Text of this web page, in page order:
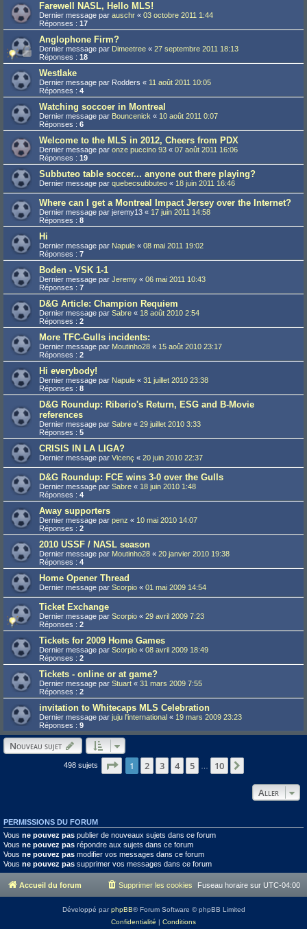
Farewell NASL, Hello MLS!
Dernier message par auschr « 03 octobre 2011 1:44
Réponses : 17
Anglophone Firm?
Dernier message par Dimeetree « 27 septembre 2011 18:13
Réponses : 18
Westlake
Dernier message par Rodders « 11 août 2011 10:05
Réponses : 4
Watching soccoer in Montreal
Dernier message par Bouncenick « 10 août 2011 0:07
Réponses : 6
Welcome to the MLS in 2012, Cheers from PDX
Dernier message par onze puccino 93 « 07 août 2011 16:06
Réponses : 19
Subbuteo table soccer... anyone out there playing?
Dernier message par quebecsubbuteo « 18 juin 2011 16:46
Where can I get a Montreal Impact Jersey over the Internet?
Dernier message par jeremy13 « 17 juin 2011 14:58
Réponses : 8
Hi
Dernier message par Napule « 08 mai 2011 19:02
Réponses : 7
Boden - VSK 1-1
Dernier message par Jeremy « 06 mai 2011 10:43
Réponses : 7
D&G Article: Champion Requiem
Dernier message par Sabre « 18 août 2010 2:54
Réponses : 2
More TFC-Gulls incidents:
Dernier message par Moutinho28 « 15 août 2010 23:17
Réponses : 2
Hi everybody!
Dernier message par Napule « 31 juillet 2010 23:38
Réponses : 8
D&G Roundup: Riberio's Return, ESG and B-Movie
references
Dernier message par Sabre « 29 juillet 2010 3:33
Réponses : 5
CRISIS IN LA LIGA?
Dernier message par Vicenç « 20 juin 2010 22:37
D&G Roundup: FCE wins 3-0 over the Gulls
Dernier message par Sabre « 18 juin 2010 1:48
Réponses : 4
Away supporters
Dernier message par penz « 10 mai 2010 14:07
Réponses : 2
2010 USSF / NASL season
Dernier message par Moutinho28 « 20 janvier 2010 19:38
Réponses : 4
Home Opener Thread
Dernier message par Scorpio « 01 mai 2009 14:54
Ticket Exchange
Dernier message par Scorpio « 29 avril 2009 7:23
Réponses : 2
Tickets for 2009 Home Games
Dernier message par Scorpio « 08 avril 2009 18:49
Réponses : 2
Tickets - online or at game?
Dernier message par Stuart « 31 mars 2009 7:55
Réponses : 2
invitation to Whitecaps MLS Celebration
Dernier message par juju l'international « 19 mars 2009 23:23
Réponses : 9
Nouveau sujet
498 sujets Page sur 10
1 2 3 4 5 10
Aller
PERMISSIONS DU FORUM
Vous ne pouvez pas publier de nouveaux sujets dans ce forum
Vous ne pouvez pas répondre aux sujets dans ce forum
Vous ne pouvez pas modifier vos messages dans ce forum
Vous ne pouvez pas supprimer vos messages dans ce forum
Accueil du forum Fuseau horaire sur UTC-04:00
Supprimer les cookies
Développé parphpBB® Forum Software © phpBB Limited
Confidentialité | Conditions